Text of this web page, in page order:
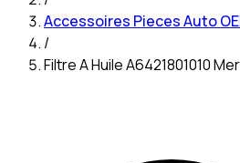
Accessoires Pieces Auto
/
Filtre A Huile A6421801010